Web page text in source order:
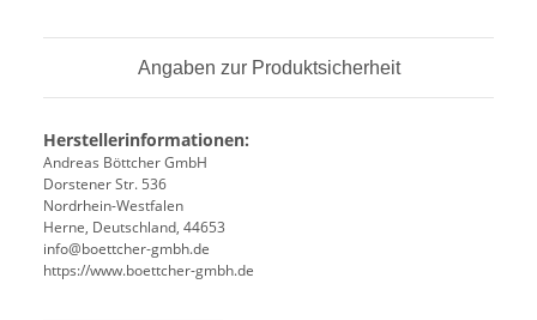
Angaben zur Produktsicherheit
Herstellerinformationen:
Andreas Böttcher GmbH
Dorstener Str. 536
Nordrhein-Westfalen
Herne, Deutschland, 44653
info@boettcher-gmbh.de
https://www.boettcher-gmbh.de